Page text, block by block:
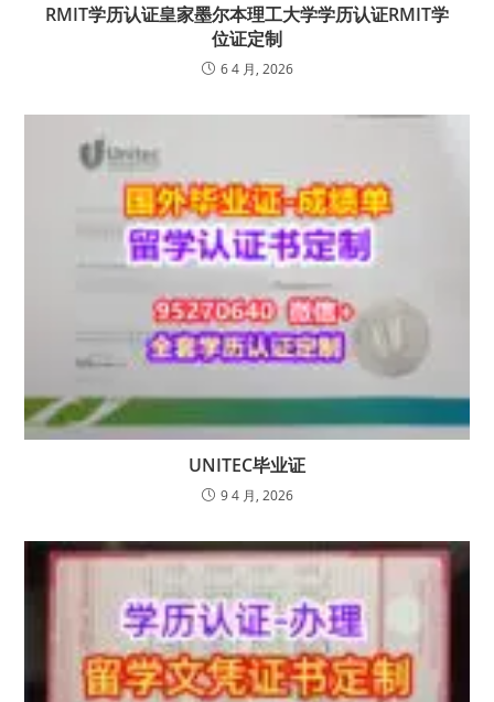
RMIT学历认证皇家墨尔本理工大学学历认证RMIT学
位证定制
6 4 月, 2026
UNITEC毕业证
9 4 月, 2026